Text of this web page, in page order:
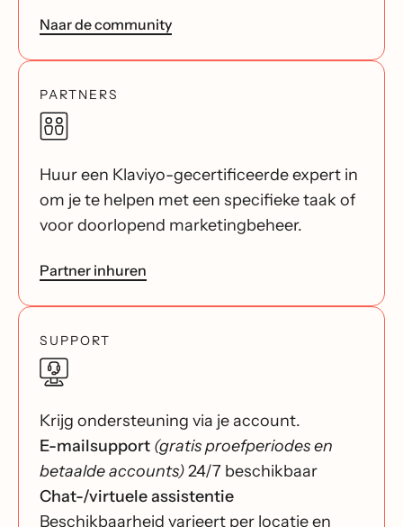
Naar de community
PARTNERS
Huur een Klaviyo-gecertificeerde expert in
om je te helpen met een specifieke taak of
voor doorlopend marketingbeheer.
Partner inhuren
SUPPORT
Krijg ondersteuning via je account.
E-mailsupport (gratis proefperiodes en
betaalde accounts)24/7 beschikbaar
Chat-/virtuele assistentie
Beschikbaarheid varieert per locatie en